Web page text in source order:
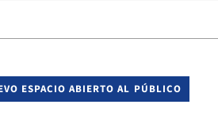
ESPACIO ABIERTO AL PÚBLICO